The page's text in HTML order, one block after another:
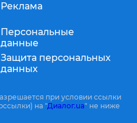
Реклама
Персональные
данные
Защита персональных
данных
при условии ссылки
на "Диалог.ua" не ниже